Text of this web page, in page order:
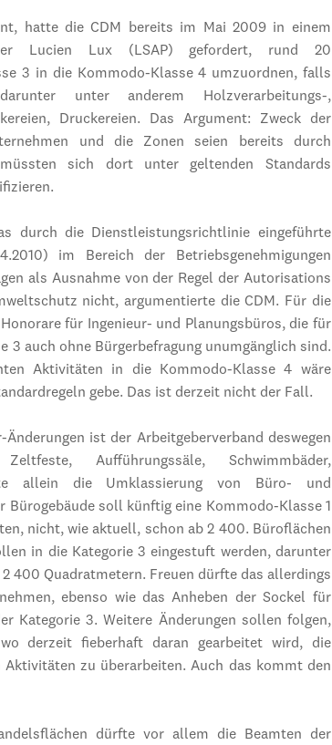
hatte die CDM bereits im Mai 2009 in einem
Lucien Lux (LSAP) gefordert, rund 20
3 in die Kommodo-Klasse 4 umzuordnen, falls
unter anderem Holzverarbeitungs-,
Druckereien. Das Argument: Zweck der
und die Zonen seien bereits durch
sich dort unter geltenden Standards
durch die Dienstleistungsrichtlinie eingeführte
im Bereich der Betriebsgenehmigungen
als Ausnahme von der Regel der Autorisations
nicht, argumentierte die CDM. Für die
für Ingenieur- und Planungsbüros, die für
3 auch ohne Bürgerbefragung unumgänglich sind.
Aktivitäten in die Kommodo-Klasse 4 wäre
gebe. Das ist derzeit nicht der Fall.
ist der Arbeitgeberverband deswegen
Aufführungssäle, Schwimm­bäder,
allein die Umklassierung von Büro- und
Bürogebäude soll künftig eine Kommodo-Klasse 1
nicht, wie aktuell, schon ab 2 400. Büroflächen
in die Kategorie 3 eingestuft werden, darunter
400 Quadratmetern. Freuen dürfte das allerdings
ebenso wie das Anheben der Sockel für
Kategorie 3. Weitere Änderungen sollen folgen,
derzeit fieberhaft daran gearbeitet wird, die
zu überarbeiten. Auch das kommt den
dürfte vor allem die Beamten der